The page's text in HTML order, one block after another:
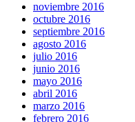
noviembre 2016
octubre 2016
septiembre 2016
agosto 2016
julio 2016
junio 2016
mayo 2016
abril 2016
marzo 2016
febrero 2016